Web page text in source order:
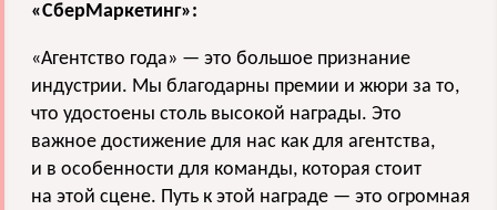
«СберМаркетинг»:
«Агентство года» — это большое признание
индустрии. Мы благодарны премии и жюри за то,
что удостоены столь высокой награды. Это
важное достижение для нас как для агентства,
и в особенности для команды, которая стоит
на этой сцене. Путь к этой награде — это огромная